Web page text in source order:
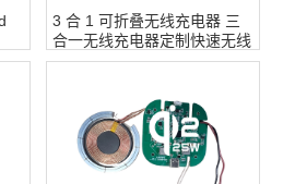
3 合 1 可折叠无线充电器 三
合一无线充电器定制快速无线
充电器站适用于​​ Iphone 手表